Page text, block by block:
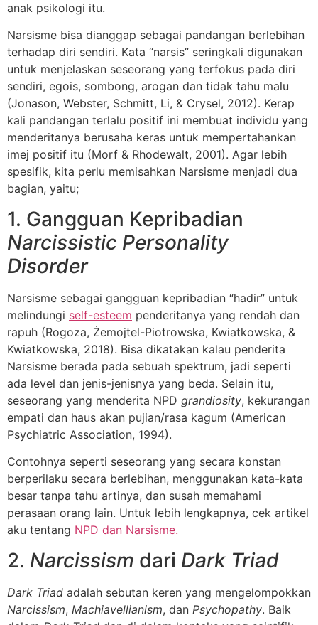
anak psikologi itu.
Narsisme bisa dianggap sebagai pandangan berlebihan
terhadap diri sendiri. Kata “narsis” seringkali digunakan
untuk menjelaskan seseorang yang terfokus pada diri
sendiri, egois, sombong, arogan dan tidak tahu malu
(Jonason, Webster, Schmitt, Li, & Crysel, 2012). Kerap
kali pandangan terlalu positif ini membuat individu yang
menderitanya berusaha keras untuk mempertahankan
imej positif itu (Morf & Rhodewalt, 2001). Agar lebih
spesifik, kita perlu memisahkan Narsisme menjadi dua
bagian, yaitu;
1. Gangguan Kepribadian
Narcissistic Personality
Disorder
Narsisme sebagai gangguan kepribadian “hadir” untuk
melindungi self-esteem penderitanya yang rendah dan
rapuh (Rogoza, Żemojtel-Piotrowska, Kwiatkowska, &
Kwiatkowska, 2018). Bisa dikatakan kalau penderita
Narsisme berada pada sebuah spektrum, jadi seperti
ada level dan jenis-jenisnya yang beda. Selain itu,
seseorang yang menderita NPD grandiosity, kekurangan
empati dan haus akan pujian/rasa kagum (American
Psychiatric Association, 1994).
Contohnya seperti seseorang yang secara konstan
berperilaku secara berlebihan, menggunakan kata-kata
besar tanpa tahu artinya, dan susah memahami
perasaan orang lain. Untuk lebih lengkapnya, cek artikel
aku tentang NPD dan Narsisme.
2. Narcissism dari Dark Triad
Dark Triad adalah sebutan keren yang mengelompokkan
Narcissism, Machiavellianism, dan Psychopathy. Baik